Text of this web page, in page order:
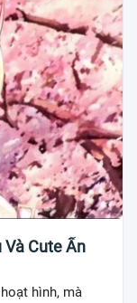
Và Cute Ấn
hình, mà